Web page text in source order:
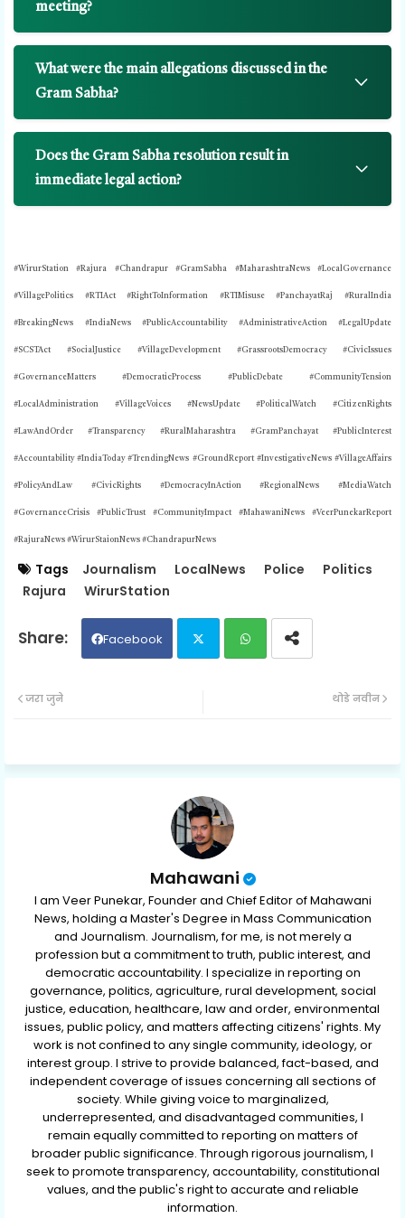
meeting?
What were the main allegations discussed in the
Gram Sabha?
Does the Gram Sabha resolution result in
immediate legal action?
#WirurStation #Rajura #Chandrapur #GramSabha #MaharashtraNews #LocalGovernance
#VillagePolitics #RTIAct #RightToInformation #RTIMisuse #PanchayatRaj #RuralIndia
#BreakingNews #IndiaNews #PublicAccountability #AdministrativeAction #LegalUpdate
#SCSTAct #SocialJustice #VillageDevelopment #GrassrootsDemocracy #CivicIssues
#GovernanceMatters #DemocraticProcess #PublicDebate #CommunityTension
#LocalAdministration #VillageVoices #NewsUpdate #PoliticalWatch #CitizenRights
#LawAndOrder #Transparency #RuralMaharashtra #GramPanchayat #PublicInterest
#Accountability #IndiaToday #TrendingNews #GroundReport #InvestigativeNews #VillageAffairs
#PolicyAndLaw #CivicRights #DemocracyInAction #RegionalNews #MediaWatch
#GovernanceCrisis #PublicTrust #CommunityImpact #MahawaniNews #VeerPunekarReport
#RajuraNews #WirurStaionNews #ChandrapurNews
Tags Journalism LocalNews Police
Politics
Rajura
WirurStation
Facebook
ap
थोडे नवीन
जरा जुने
Mahawani
I am Veer Punekar, Founder and Chief Editor of Mahawani
News, holding a Master's Degree in Mass Communication
and Journalism. Journalism, for me, is not merely a
profession but a commitment to truth, public interest, and
democratic accountability. I specialize in reporting on
governance, politics, agriculture, rural development, social
justice, education, healthcare, law and order, environmental
issues, public policy, and matters affecting citizens' rights. My
work is not confined to any single community, ideology, or
interest group. I strive to provide balanced, fact-based, and
independent coverage of issues concerning all sections of
society. While giving voice to marginalized,
underrepresented, and disadvantaged communities, I
remain equally committed to reporting on matters of
broader public significance. Through rigorous journalism, I
seek to promote transparency, accountability, constitutional
values, and the public's right to accurate and reliable
information.